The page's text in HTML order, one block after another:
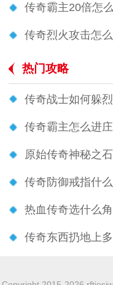
传奇霸主20倍怎
传奇烈火攻击怎
热门攻略
传奇战士如何躲
传奇霸主怎么进
原始传奇神秘之
传奇防御戒指什
热血传奇选什么
传奇东西扔地上